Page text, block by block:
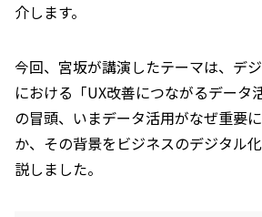
介します。
今回、宮坂が講演したテーマは、デ
における「UX改善につながるデータ
の冒頭、いまデータ活用がなぜ重要
か、その背景をビジネスのデジタル
説しました。